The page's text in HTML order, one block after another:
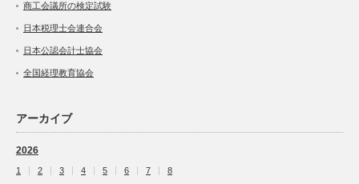
商工会議所の検定試験
日本税理士会連合会
日本公認会計士協会
全国経理教育協会
アーカイブ
2026
1 2 3 4 5 6 7 8